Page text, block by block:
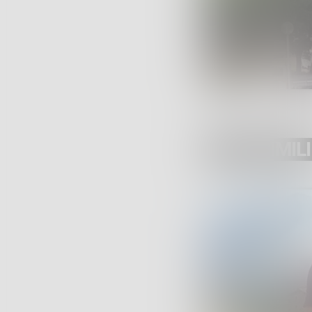
POST SIMILI